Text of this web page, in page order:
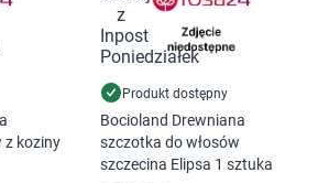
z koziny
Produkt dostępny
Bocioland Drewniana
szczotka do włosów
szczecina Elipsa 1 sztuka